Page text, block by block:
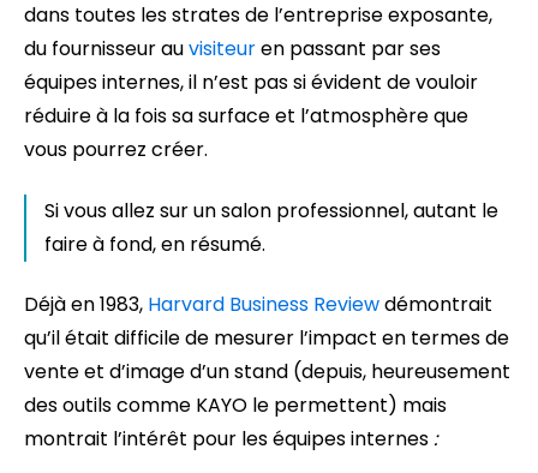
dans toutes les strates de l’entreprise exposante,
du fournisseur auvisiteuren passant par ses
équipes internes, il n’est pas si évident de vouloir
réduire à la fois sa surface et l’atmosphère que
vous pourrez créer.
Si vous allez sur un salon professionnel, autant le
faire à fond, en résumé.
Déjà en 1983, Harvard Business Reviewdémontrait
qu’il était difficile de mesurer l’impact en termes de
vente et d’image d’un stand (depuis, heureusement
des outils comme KAYO le permettent) mais
montrait l’intérêt pour les équipes internes :